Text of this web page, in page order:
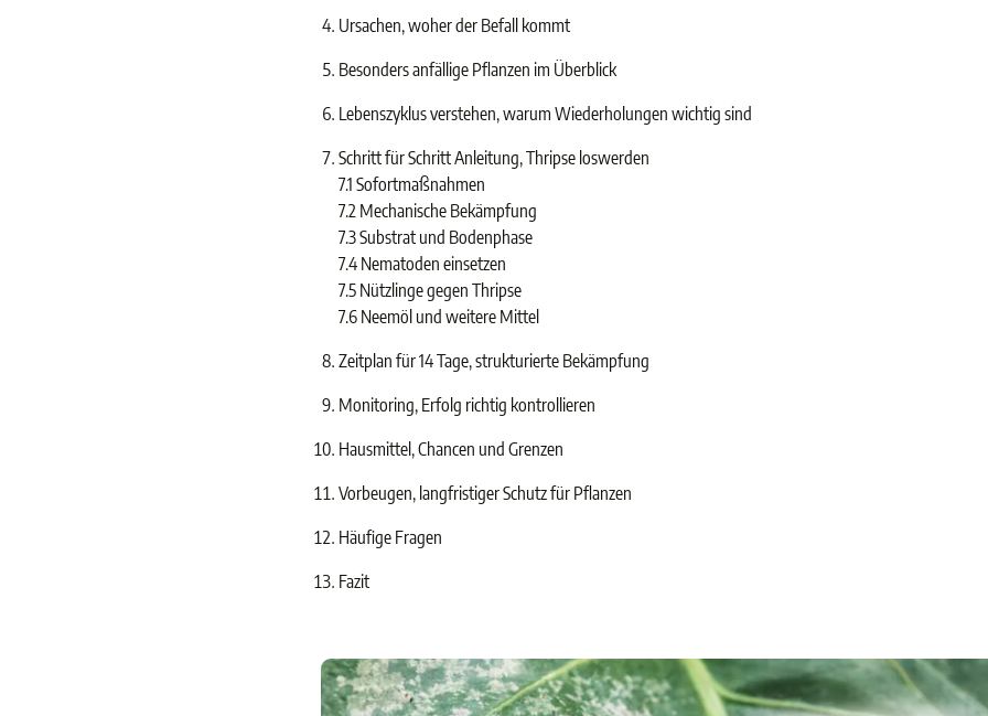
Ursachen, woher der Befall kommt
Besonders anfällige Pflanzen im Überblick
Lebenszyklus verstehen, warum Wiederholungen wichtig sind
Schritt für Schritt Anleitung, Thripse loswerden
7.1 Sofortmaßnahmen
7.2 Mechanische Bekämpfung
7.3 Substrat und Bodenphase
7.4 Nematoden einsetzen
7.5 Nützlinge gegen Thripse
7.6 Neemöl und weitere Mittel
Zeitplan für 14 Tage, strukturierte Bekämpfung
Monitoring, Erfolg richtig kontrollieren
Hausmittel, Chancen und Grenzen
Vorbeugen, langfristiger Schutz für Pflanzen
Häufige Fragen
Fazit